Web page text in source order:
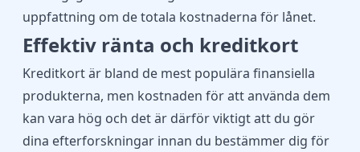
uppfattning om de totala kostnaderna för lånet.
Effektiv ränta och kreditkort
Kreditkort är bland de mest populära finansiella
produkterna, men kostnaden för att använda dem
kan vara hög och det är därför viktigt att du gör
dina efterforskningar innan du bestämmer dig för